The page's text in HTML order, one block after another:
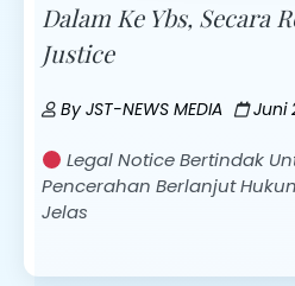
Dalam Ke Ybs, Secara
Justice
ByJST-NEWS MEDIA Juni
Legal Notice Bertindak
Pencerahan Berlanjut
Jelas